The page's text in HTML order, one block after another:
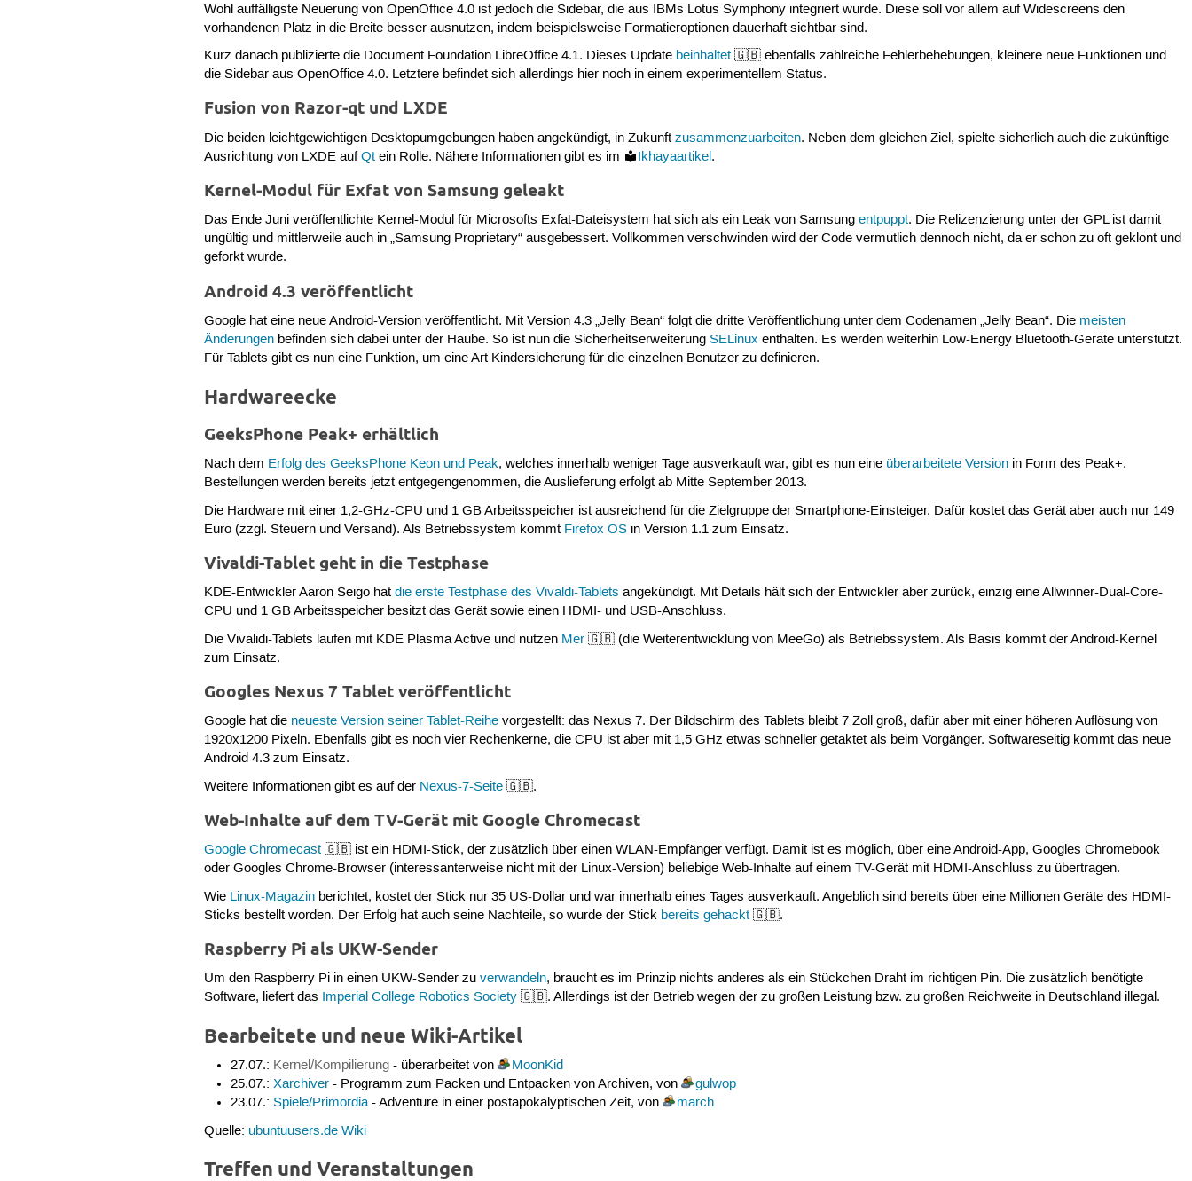
Wohl auffälligste Neuerung von OpenOffice 4.0 ist jedoch die Sidebar, die aus IBMs Lotus Symphony integriert wurde. Diese soll vor allem auf Widescreens den
vorhandenen Platz in die Breite besser ausnutzen, indem beispielsweise Formatieroptionen dauerhaft sichtbar sind.
Kurz danach publizierte die Document Foundation LibreOffice 4.1. Dieses Update beinhaltet 🇬🇧 ebenfalls zahlreiche Fehlerbehebungen, kleinere neue Funktionen und
die Sidebar aus OpenOffice 4.0. Letztere befindet sich allerdings hier noch in einem experimentellem Status.
Fusion von Razor-qt und LXDE
Die beiden leichtgewichtigen Desktopumgebungen haben angekündigt, in Zukunftzusammenzuarbeiten. Neben dem gleichen Ziel, spielte sicherlich auch die zukünftige
Ausrichtung von LXDE aufQt ein Rolle. Nähere Informationen gibt es im Ikhayaartikel.
Kernel-Modul für Exfat von Samsung geleakt
Das Ende Juni veröffentlichte Kernel-Modul für Microsofts Exfat-Dateisystem hat sich als ein Leak von Samsungentpuppt. Die Relizenzierung unter der GPL ist damit
ungültig und mittlerweile auch in „Samsung Proprietary“ ausgebessert. Vollkommen verschwinden wird der Code vermutlich dennoch nicht, da er schon zu oft geklont und
geforkt wurde.
Android 4.3 veröffentlicht
Google hat eine neue Android-Version veröffentlicht. Mit Version 4.3 „Jelly Bean“ folgt die dritte Veröffentlichung unter dem Codenamen „Jelly Bean“. Die meisten
Änderungen befinden sich dabei unter der Haube. So ist nun die SicherheitserweiterungSELinux enthalten. Es werden weiterhin Low-Energy Bluetooth-Geräte unterstützt.
Für Tablets gibt es nun eine Funktion, um eine Art Kindersicherung für die einzelnen Benutzer zu definieren.
Hardwareecke
GeeksPhone Peak+ erhältlich
Nach dem Erfolg des GeeksPhone Keon und Peak, welches innerhalb weniger Tage ausverkauft war, gibt es nun eine überarbeitete Version in Form des Peak+.
Bestellungen werden bereits jetzt entgegengenommen, die Auslieferung erfolgt ab Mitte September 2013.
Die Hardware mit einer 1,2-GHz-CPU und 1 GB Arbeitsspeicher ist ausreichend für die Zielgruppe der Smartphone-Einsteiger. Dafür kostet das Gerät aber auch nur 149
Euro (zzgl. Steuern und Versand). Als Betriebssystem kommt Firefox OS in Version 1.1 zum Einsatz.
Vivaldi-Tablet geht in die Testphase
KDE-Entwickler Aaron Seigo hatdie erste Testphase des Vivaldi-Tablets angekündigt. Mit Details hält sich der Entwickler aber zurück, einzig eine Allwinner-Dual-Core-
CPU und 1 GB Arbeitsspeicher besitzt das Gerät sowie einen HDMI- und USB-Anschluss.
Die Vivalidi-Tablets laufen mit KDE Plasma Active und nutzen Mer 🇬🇧 (die Weiterentwicklung von MeeGo) als Betriebssystem. Als Basis kommt der Android-Kernel
zum Einsatz.
Googles Nexus 7 Tablet veröffentlicht
Google hat die neueste Version seiner Tablet-Reihe vorgestellt: das Nexus 7. Der Bildschirm des Tablets bleibt 7 Zoll groß, dafür aber mit einer höheren Auflösung von
1920x1200 Pixeln. Ebenfalls gibt es noch vier Rechenkerne, die CPU ist aber mit 1,5 GHz etwas schneller getaktet als beim Vorgänger. Softwareseitig kommt das neue
Android 4.3 zum Einsatz.
Weitere Informationen gibt es auf der Nexus-7-Seite 🇬🇧.
Web-Inhalte auf dem TV-Gerät mit Google Chromecast
Google Chromecast 🇬🇧 ist ein HDMI-Stick, der zusätzlich über einen WLAN-Empfänger verfügt. Damit ist es möglich, über eine Android-App, Googles Chromebook
oder Googles Chrome-Browser (interessanterweise nicht mit der Linux-Version) beliebige Web-Inhalte auf einem TV-Gerät mit HDMI-Anschluss zu übertragen.
Wie Linux-Magazin berichtet, kostet der Stick nur 35 US-Dollar und war innerhalb eines Tages ausverkauft. Angeblich sind bereits über eine Millionen Geräte des HDMI-
Sticks bestellt worden. Der Erfolg hat auch seine Nachteile, so wurde der Stick bereits gehackt 🇬🇧.
Raspberry Pi als UKW-Sender
Um den Raspberry Pi in einen UKW-Sender zuverwandeln, braucht es im Prinzip nichts anderes als ein Stückchen Draht im richtigen Pin. Die zusätzlich benötigte
Software, liefert das Imperial College Robotics Society 🇬🇧. Allerdings ist der Betrieb wegen der zu großen Leistung bzw. zu großen Reichweite in Deutschland illegal.
Bearbeitete und neue Wiki-Artikel
27.07.: Kernel/Kompilierung- überarbeitet von
MoonKid
25.07.: Xarchiver- Programm zum Packen und Entpacken von Archiven, von
gulwop
23.07.: Spiele/Primordia- Adventure in einer postapokalyptischen Zeit, von
march
Quelle: ubuntuusers.de Wiki
Treffen und Veranstaltungen